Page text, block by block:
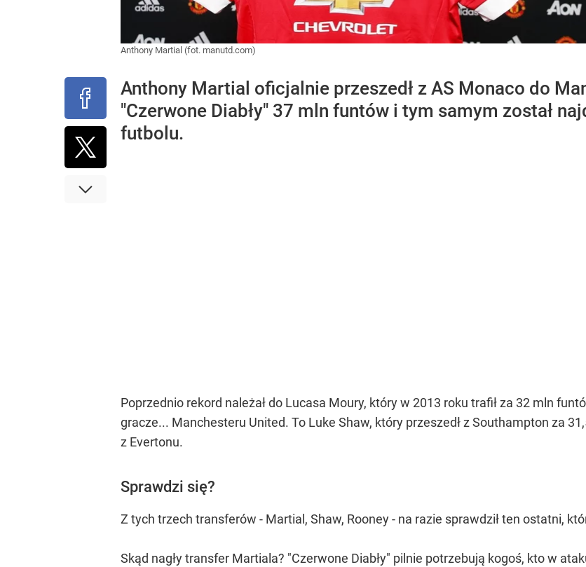
Anthony Martial (fot. manutd.com)
Anthony Martial oficjalnie przeszedł z AS Monaco do
"Czerwone Diabły" 37 mln funtów i tym samym został
futbolu.
Poprzednio rekord należał do Lucasa Moury, który w 2013 roku trafił za 32 mln
gracze... Manchesteru United. To Luke Shaw, który przeszedł z Southampton za
z Evertonu.
Sprawdzi się?
Z tych trzech transferów - Martial, Shaw, Rooney - na razie sprawdził ten ostatni,
Skąd nagły transfer Martiala? "Czerwone Diabły" pilnie potrzebują kogoś, kto w